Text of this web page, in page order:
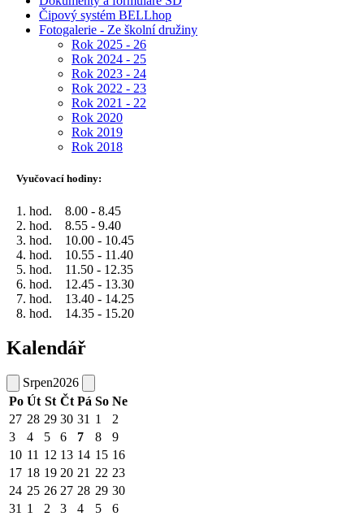
Čipový systém BELLhop
Fotogalerie - Ze školní družiny
Rok 2025 - 26
Rok 2024 - 25
Rok 2023 - 24
Rok 2022 - 23
Rok 2021 - 22
Rok 2020
Rok 2019
Rok 2018
Vyučovací hodiny:
1. hod. 8.00 - 8.45
2. hod. 8.55 - 9.40
3. hod. 10.00 - 10.45
4. hod. 10.55 - 11.40
5. hod. 11.50 - 12.35
6. hod. 12.45 - 13.30
7. hod. 13.40 - 14.25
8. hod. 14.35 - 15.20
Kalendář
Srpen2026
Po Út St Čt Pá So Ne
27 28 29 30 31 1
2
3
4 5 6 7 8
9
10 11 12 13 14 15 16
17 18 19 20 21 22 23
24 25 26 27 28 29 30
31 1 2 3 4 5 6